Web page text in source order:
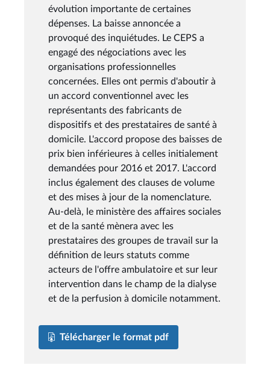
évolution importante de certaines
dépenses. La baisse annoncée a
provoqué des inquiétudes. Le CEPS a
engagé des négociations avec les
organisations professionnelles
concernées. Elles ont permis d'aboutir à
un accord conventionnel avec les
représentants des fabricants de
dispositifs et des prestataires de santé à
domicile. L'accord propose des baisses de
prix bien inférieures à celles initialement
demandées pour 2016 et 2017. L'accord
inclus également des clauses de volume
et des mises à jour de la nomenclature.
Au-delà, le ministère des affaires sociales
et de la santé mènera avec les
prestataires des groupes de travail sur la
définition de leurs statuts comme
acteurs de l'offre ambulatoire et sur leur
intervention dans le champ de la dialyse
et de la perfusion à domicile notamment.
Télécharger le format pdf